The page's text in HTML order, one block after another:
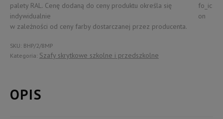
palety RAL. Cenę dodaną do ceny produktu określa się
indywidualnie
w zależności od ceny farby dostarczanej przez producenta.
SKU: BHP/2/8MP
Kategoria: Szafy skrytkowe szkolne i przedszkolne
OPIS